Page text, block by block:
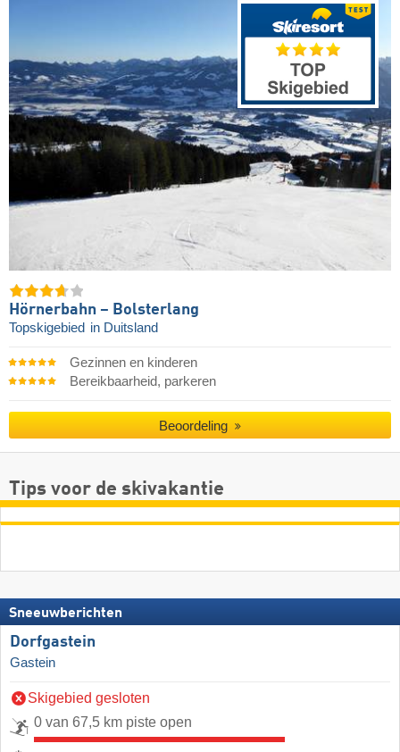
Hörnerbahn – Bolsterlang
Topskigebied in Duitsland
Gezinnen en kinderen
Bereikbaarheid, parkeren
Beoordeling
Tips voor de skivakantie
Sneeuwberichten
Dorfgastein
Gastein
Skigebied gesloten
0 van 67,5 km piste open